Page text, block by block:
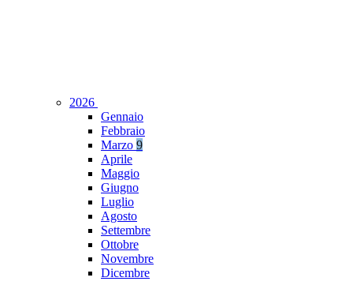
2026
Gennaio
Febbraio
Marzo 9
Aprile
Maggio
Giugno
Luglio
Agosto
Settembre
Ottobre
Novembre
Dicembre